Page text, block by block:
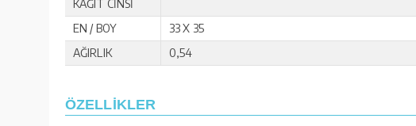
KAĞIT CİNSİ
EN / BOY
33 X 35
AĞIRLIK
0,54
ÖZELLİKLER